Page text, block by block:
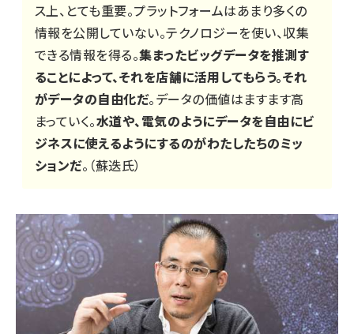
ス上、とても重要。プラットフォームはあまり多くの
情報を公開していない。テクノロジーを使い、収集
できる情報を得る。集まったビッグデータを推測す
ることによって、それを店舗に活用してもらう。それ
がデータの自由化だ。データの価値はますます高
まっていく。水道や、電気のようにデータを自由にビ
ジネスに使えるようにするのがわたしたちのミッ
ションだ。（蘇迭氏）